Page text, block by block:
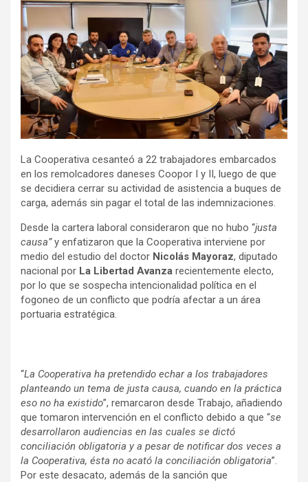
La Cooperativa cesanteó a 22 trabajadores embarcados
en los remolcadores daneses Coopor I y II, luego de que
se decidiera cerrar su actividad de asistencia a buques de
carga, además sin pagar el total de las indemnizaciones.
Desde la cartera laboral consideraron que no hubo “justa
causa”y enfatizaron que la Cooperativa interviene por
medio del estudio del doctor Nicolás Mayoraz, diputado
nacional por La Libertad Avanza recientemente electo,
por lo que se sospecha intencionalidad política en el
fogoneo de un conflicto que podría afectar a un área
portuaria estratégica.
“La Cooperativa ha pretendido echar a los trabajadores
planteando un tema de justa causa, cuando en la práctica
eso no ha existido”, remarcaron desde Trabajo, añadiendo
que tomaron intervención en el conflicto debido a que “se
desarrollaron audiencias en las cuales se dictó
conciliación obligatoria y a pesar de notificar dos veces a
la Cooperativa, ésta no acató la conciliación obligatoria”.
Por este desacato, además de la sanción que